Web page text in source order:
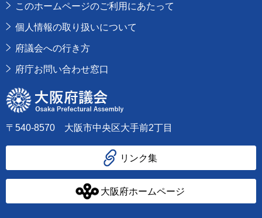
このホームページのご利用にあたって
個人情報の取り扱いについて
府議会への行き方
府庁お問い合わせ窓口
大阪府議会
〒540-8570 大阪市中央区大手前2丁目
リンク集
大阪府ホームページ